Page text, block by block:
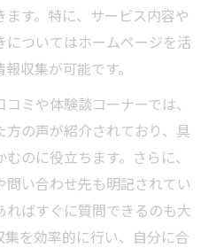
す。特に、サービス内容や
ついてはホームページを活
収集が可能です。
ミや体験談コーナーでは、
の声が紹介されており、具
のに役立ちます。さらに、
い合わせ先も明記されてい
ばすぐに質問できるのも大
を効率的に行い、自分に合